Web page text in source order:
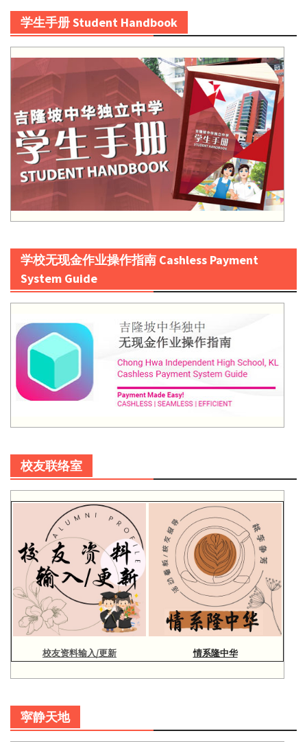
学生手册 Student Handbook
学校无现金作业操作指南 Cashless Payment
System Guide
校友联络室
校友资料输入/更新 情系隆中华
寜静天地